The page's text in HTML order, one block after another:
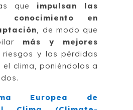
que impulsan las
conocimiento en
, de modo que
más y mejores
riesgos y las pérdidas
clima, poniéndolos a
Europea de